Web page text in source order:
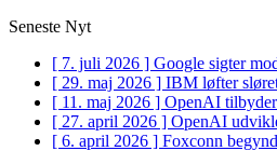
Seneste Nyt
[ 7. juli 2026 ] Google sigter
[ 29. maj 2026 ] IBM løfter
[ 11. maj 2026 ] OpenAI
[ 27. april 2026 ] OpenAI
[ 6. april 2026 ] Foxconn